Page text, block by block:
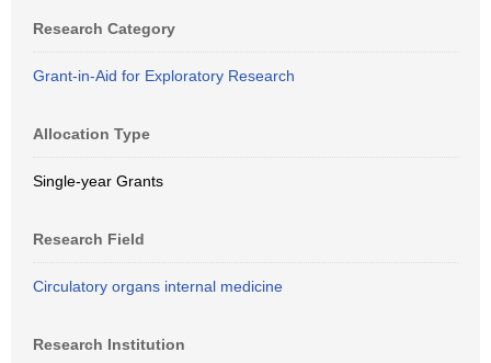
Research Category
Grant-in-Aid for Exploratory Research
Allocation Type
Single-year Grants
Research Field
Circulatory organs internal medicine
Research Institution